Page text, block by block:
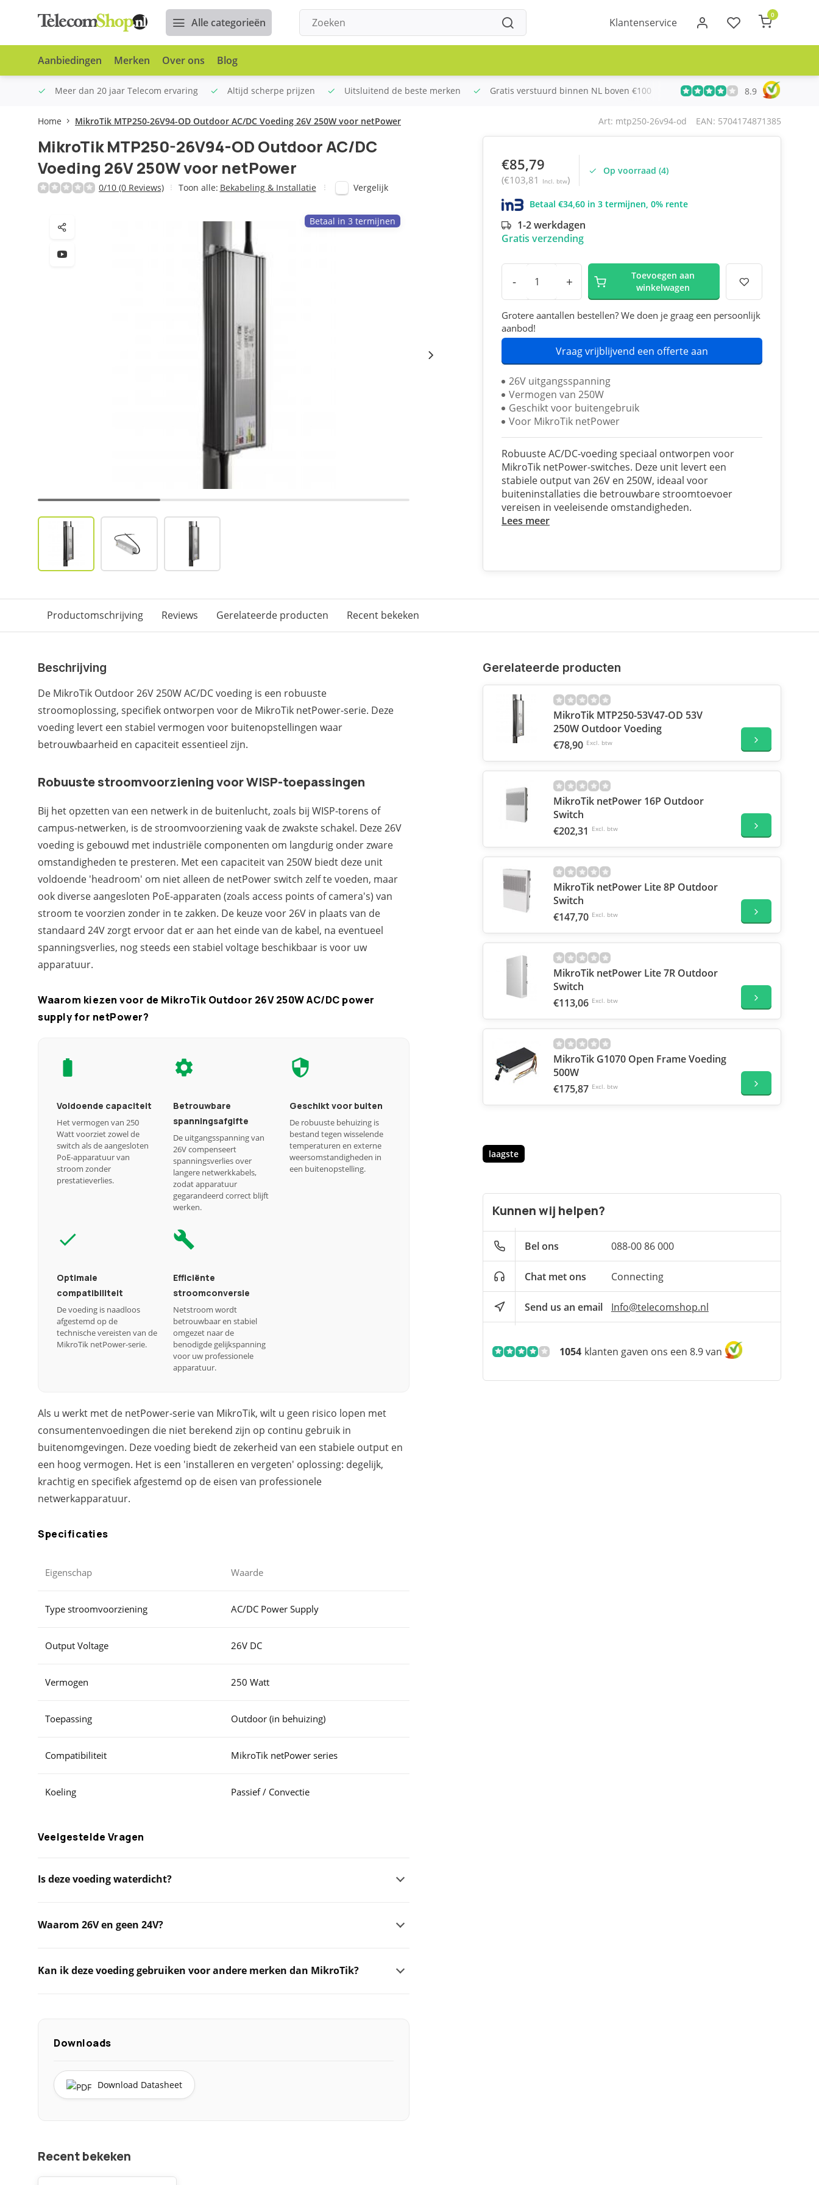
Alle categorieën Klantenservice
0
Aanbiedingen Merken Over ons Blog
Meer dan 20 jaar Telecom ervaring Altijd scherpe prijzen Uitsluitend de beste merken Gratis verstuurd binnen NL boven €100 Meer dan 20 jaar Telecom
8.9
Home MikroTik MTP250-26V94-OD Outdoor AC/DC Voeding 26V 250W voor netPower Art: mtp250-26v94-od EAN: 5704174871385
MikroTik MTP250-26V94-OD Outdoor AC/DC
Voeding 26V 250W voor netPower
0/10 (0 Reviews) Toon alle: Bekabeling & Installatie Vergelijk
Betaal in 3 termijnen
€85,79
(€103,81 Incl. btw)
Op voorraad (4)
Betaal €34,60 in 3 termijnen, 0% rente
1-2 werkdagen
Gratis verzending
- +
Toevoegen aan
winkelwagen
Grotere aantallen bestellen? We doen je graag een persoonlijk
aanbod!
Vraag vrijblijvend een offerte aan
26V uitgangsspanning
Vermogen van 250W
Geschikt voor buitengebruik
Voor MikroTik netPower
Robuuste AC/DC-voeding speciaal ontworpen voor
MikroTik netPower-switches. Deze unit levert een
stabiele output van 26V en 250W, ideaal voor
buiteninstallaties die betrouwbare stroomtoevoer
vereisen in veeleisende omstandigheden.
Lees meer
Productomschrijving Reviews Gerelateerde producten Recent bekeken
Beschrijving
De MikroTik Outdoor 26V 250W AC/DC voeding is een robuuste
stroomoplossing, specifiek ontworpen voor de MikroTik netPower-serie. Deze
voeding levert een stabiel vermogen voor buitenopstellingen waar
betrouwbaarheid en capaciteit essentieel zijn.
Robuuste stroomvoorziening voor WISP-toepassingen
Bij het opzetten van een netwerk in de buitenlucht, zoals bij WISP-torens of
campus-netwerken, is de stroomvoorziening vaak de zwakste schakel. Deze 26V
voeding is gebouwd met industriële componenten om langdurig onder zware
omstandigheden te presteren. Met een capaciteit van 250W biedt deze unit
voldoende 'headroom' om niet alleen de netPower switch zelf te voeden, maar
ook diverse aangesloten PoE-apparaten (zoals access points of camera's) van
stroom te voorzien zonder in te zakken. De keuze voor 26V in plaats van de
standaard 24V zorgt ervoor dat er aan het einde van de kabel, na eventueel
spanningsverlies, nog steeds een stabiel voltage beschikbaar is voor uw
apparatuur.
Waarom kiezen voor de MikroTik Outdoor 26V 250W AC/DC power
supply for netPower?
Voldoende capaciteit
Het vermogen van 250
Watt voorziet zowel de
switch als de aangesloten
PoE-apparatuur van
stroom zonder
prestatieverlies.
Betrouwbare
spanningsafgifte
De uitgangsspanning van
26V compenseert
spanningsverlies over
langere netwerkkabels,
zodat apparatuur
gegarandeerd correct blijft
werken.
Geschikt voor buiten
De robuuste behuizing is
bestand tegen wisselende
temperaturen en externe
weersomstandigheden in
een buitenopstelling.
Optimale
compatibiliteit
De voeding is naadloos
afgestemd op de
technische vereisten van de
MikroTik netPower-serie.
Efficiënte
stroomconversie
Netstroom wordt
betrouwbaar en stabiel
omgezet naar de
benodigde gelijkspanning
voor uw professionele
apparatuur.
Als u werkt met de netPower-serie van MikroTik, wilt u geen risico lopen met
consumentenvoedingen die niet berekend zijn op continu gebruik in
buitenomgevingen. Deze voeding biedt de zekerheid van een stabiele output en
een hoog vermogen. Het is een 'installeren en vergeten' oplossing: degelijk,
krachtig en specifiek afgestemd op de eisen van professionele
netwerkapparatuur.
Specificaties
Eigenschap Waarde
Type stroomvoorziening AC/DC Power Supply
Output Voltage 26V DC
Vermogen 250 Watt
Toepassing Outdoor (in behuizing)
Compatibiliteit MikroTik netPower series
Koeling Passief / Convectie
Veelgestelde Vragen
Is deze voeding waterdicht?
Waarom 26V en geen 24V?
Kan ik deze voeding gebruiken voor andere merken dan MikroTik?
Downloads
Download Datasheet
Gerelateerde producten
MikroTik MTP250-53V47-OD 53V
250W Outdoor Voeding
€78,90 Excl. btw
MikroTik netPower 16P Outdoor
Switch
€202,31
Excl. btw
MikroTik netPower Lite 8P Outdoor
Switch
€147,70 Excl. btw
MikroTik netPower Lite 7R Outdoor
Switch
€113,06 Excl. btw
MikroTik G1070 Open Frame Voeding
500W
€175,87 Excl. btw
laagste
Kunnen wij helpen?
Bel ons 088-00 86 000
Chat met ons Connecting
Send us an email Info@telecomshop.nl
1054 klanten gaven ons een 8.9 van
Recent bekeken